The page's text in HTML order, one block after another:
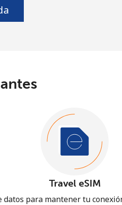
Travel eSIM
datos para mantener tu